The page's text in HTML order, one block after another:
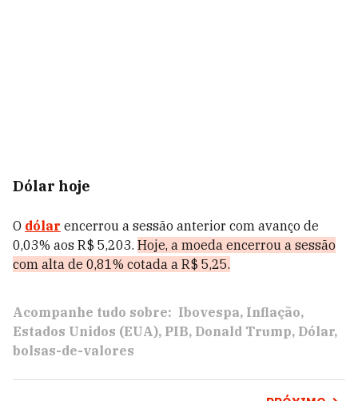
Dólar hoje
O dólar encerrou a sessão anterior com avanço de
0,03% aos R$ 5,203. Hoje, a moeda encerrou a sessão
com alta de 0,81% cotada a R$ 5,25.
Acompanhe tudo sobre: Ibovespa Inflação
Estados Unidos (EUA) PIB Donald Trump Dólar
bolsas-de-valores